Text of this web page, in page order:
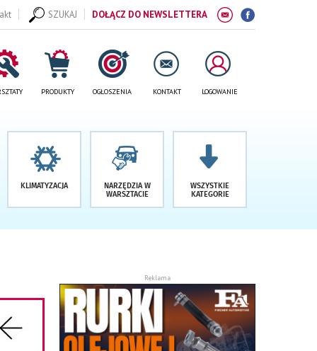
DOŁĄCZ DO NEWSLETTERA
SZUKAJ
PRODUKTY OGŁOSZENIA KONTAKT LOGOWANIE
KLIMATYZACJA
NARZĘDZIA W
WARSZTACIE
WSZYSTKIE
KATEGORIE
Reklama